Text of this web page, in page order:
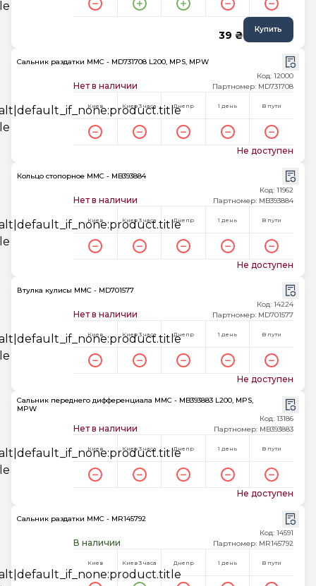
39 ₴ Купить
Сальник раздатки MMC - MD731708 L200, MPS, MPW
Нет в наличии
Код: 12000
Партномер: MD731708
Киев Киев 3 часа Днепр 1 день В пути
Не доступен
Кольцо стопорное MMC - MB393884
Нет в наличии
Код: 11962
Партномер: MB393884
Киев Киев 3 часа Днепр 1 день В пути
Не доступен
Втулка кулисы MMC - MD701577
Нет в наличии
Код: 14224
Партномер: MD701577
Киев Киев 3 часа Днепр 1 день В пути
Не доступен
Сальник переднего дифференциала MMC - MB393883 L200, MPS,
MPW
Нет в наличии
Код: 13186
Партномер: MB393883
Киев Киев 3 часа Днепр 1 день В пути
Не доступен
Сальник раздатки MMC - MR145792
В наличии
Код: 14591
Партномер: MR145792
Киев Киев 3 часа Днепр 1 день В пути